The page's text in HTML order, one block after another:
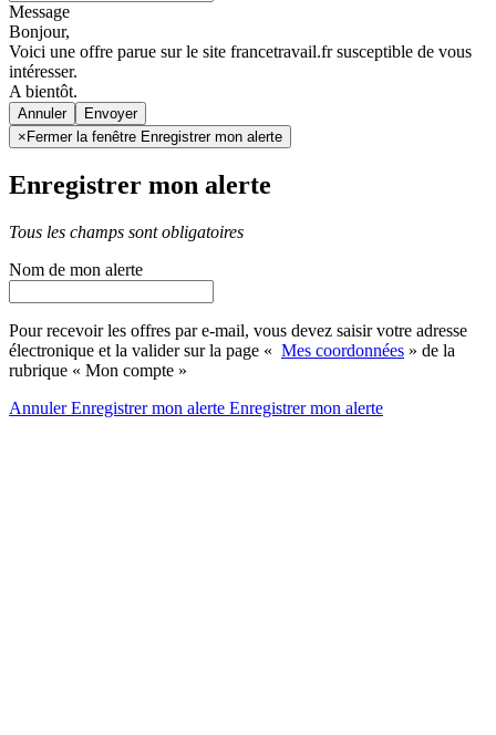
Message
Bonjour,
Voici une offre parue sur le site francetravail.fr susceptible de vous
intéresser.
A bientôt.
Annuler
× Fermer la fenêtre Enregistrer mon alerte
Enregistrer mon alerte
Tous les champs sont obligatoires
Nom de mon alerte
Pour recevoir les offres par e-mail, vous devez saisir votre adresse
électronique et la valider sur la page « Mes coordonnées » de la
rubrique « Mon compte »
AnnulerEnregistrer mon alerte Enregistrermon alerte